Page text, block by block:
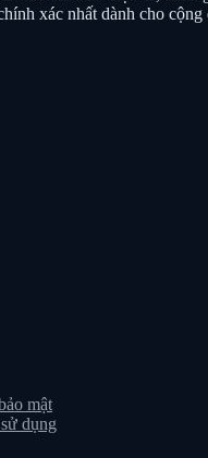
xác nhất dành cho cộng
mật
dụng